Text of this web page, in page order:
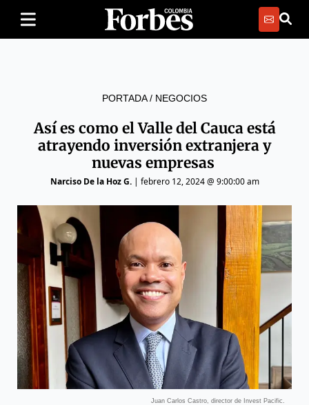
PORTADA/ NEGOCIOS
Así es como el Valle del Cauca está
atrayendo inversión extranjera y
nuevas empresas
Narciso De la Hoz G.| febrero 12, 2024 @ 9:00:00 am
Juan Carlos Castro, director de Invest Pacific.